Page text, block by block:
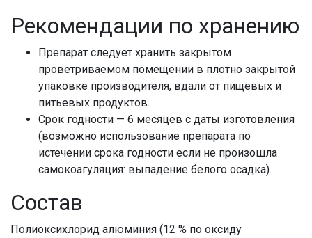
Рекомендации по хранению
Препарат следует хранить закрытом
проветриваемом помещении в плотно закрытой
упаковке производителя, вдали от пищевых и
питьевых продуктов.
Срок годности — 6 месяцев с даты изготовления
(возможно использование препарата по
истечении срока годности если не произошла
самокоагуляция: выпадение белого осадка).
Состав
Полиоксихлорид алюминия (12 % по оксиду